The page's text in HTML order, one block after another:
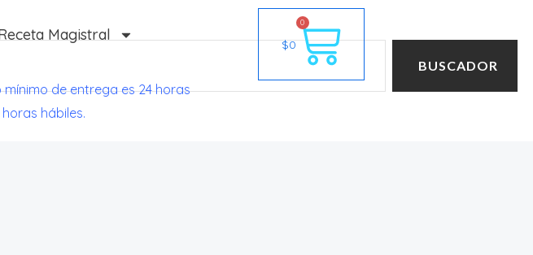
Magistral
BUSCADOR
de entrega es 24 horas
hábiles.
$0
0
Cart